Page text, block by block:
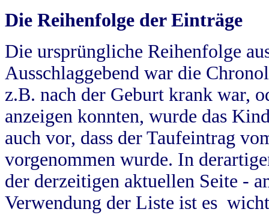
Die Reihenfolge der Einträge
Die ursprüngliche Reihenfolge
Ausschlaggebend war die
z.B. nach der Geburt krank war,
anzeigen konnten, wurde das
auch vor, dass der Taufeintrag
vorgenommen wurde. In
der derzeitigen aktuellen Seite -
Verwendung der Liste ist es